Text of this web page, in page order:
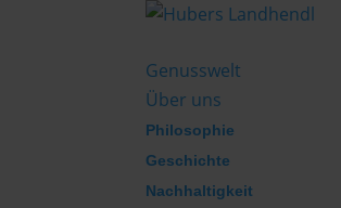
Genusswelt
Über uns
Philosophie
Geschichte
Nachhaltigkeit